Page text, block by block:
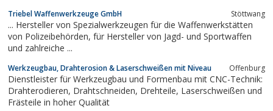
Triebel Waffenwerkzeuge GmbH Stöttwang
... Hersteller von Spezialwerkzeugen für die Waffenwerkstätten
von Polizeibehörden, für Hersteller von Jagd- und Sportwaffen
und zahlreiche ...
Werkzeugbau, Drahterosion & Laserschweißen mit Niveau Offenburg
Dienstleister für Werkzeugbau und Formenbau mit CNC-Technik:
Drahterodieren, Drahtschneiden, Drehteile, Laserschweißen und
Frästeile in hoher Qualität